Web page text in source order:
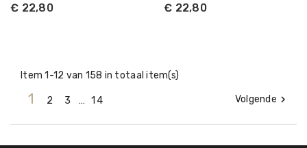
€ 22,80 € 22,80
Item 1-12 van 158 in totaal item(s)
1 2 3 … 14 Volgende 